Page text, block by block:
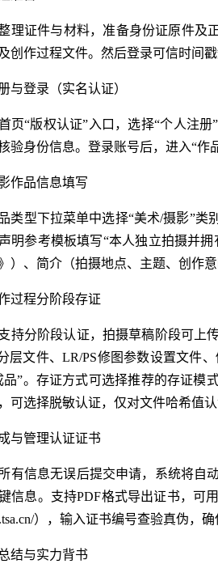
理证件与材料，准备身份证原件
创作过程文件。然后登录可信时间戳
与登录（实名认证）
页“版权认证”入口，选择“个人注
验身份信息。登录账号后，进入“作
作品信息填写
类型下拉菜单中选择“美术/摄影”类
明参考模板填写“本人独立拍摄并
）、简介（拍摄地点、主题、创作
过程分阶段存证
持分阶段认证，拍摄草稿阶段可上
分层文件、LR/PS修图参数设置文件
品”。存证方式可选择推荐的存证模
可选择脱敏认证，仅对文件哈希值认
与管理认证证书
有信息无误后提交申请，系统将自
信息。支持PDF格式导出证书，可
），输入证书编号查验真伪，
结与实力背书